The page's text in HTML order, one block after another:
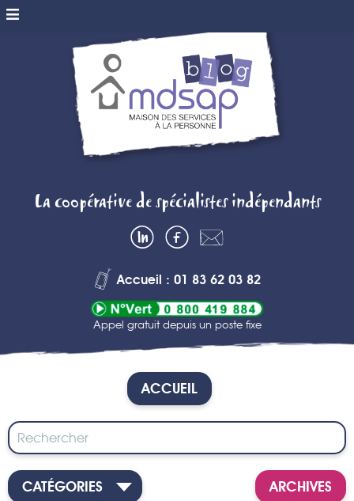
MDSAP BLOG
– MAISON DES
SERVICES A
LA PERSONNE
La coopérative de spécialistes indépendants
nous
Accueil : 01 83 62 03 82
Appel gratuit depuis un poste fixe
ACCUEIL
CATÉGORIES ARCHIVES